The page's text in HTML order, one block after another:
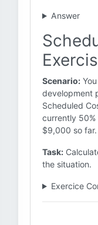
Answer
Scenario:
development
Scheduled
currently
$9,000 so far.
Task:
the situation.
Exercice